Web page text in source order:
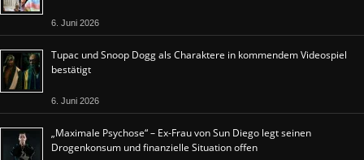
6. Juni 2026
Tupac und Snoop Dogg als Charaktere in kommendem Videospiel
bestätigt
6. Juni 2026
„Maximale Psychose“ – Ex-Frau von Sun Diego legt seinen
Drogenkonsum und finanzielle Situation offen